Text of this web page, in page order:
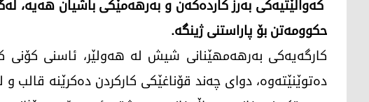
کەوالێتیەکی بەرز کاردەکەن و بەرهەمێکی باشیان هەیە،
حکوومەتن بۆ پاراستنی ژینگە.
کارگەیەکی بەرهەمهێنانی شیش لە هەولێر، ئاسنی کۆنی
دەتوێنێتەوە، دوای چەند قۆناغێکی کارکردن دەکرێنە قالب